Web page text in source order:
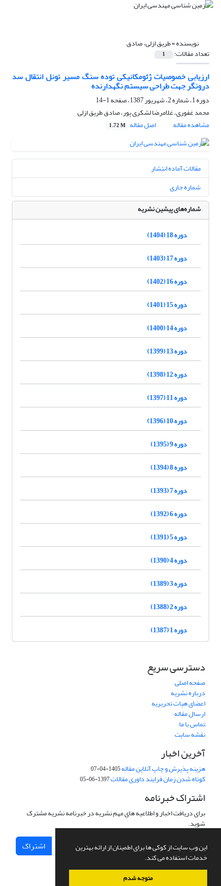
این وب سایت از کوکی ها برای اطمینان از ارائه بهترین
خدمات استفاده می کند.
متوجه شدم
نویسنده =طریق ازلی، صادق
تعداد مقالات: 1
ارزیابی خصوصیات ژئومکانیکی توده‌ سنگ مسیر تونل انتقال سد
درونگر جهت طراحی سیستم نگهدارنده
دوره 1، شماره 2، شهریور 1387، صفحه
1-14
محمد غفوری، غلامرضا لشکری پور، صادق طریق ازلی
مشاهده مقاله
اصل مقاله 1.72 M
مقالات آماده انتشار
شماره جاری
شماره‌های پیشین نشریه
دوره 18 (1404)
دوره 17 (1403)
دوره 16 (1402)
دوره 15 (1401)
دوره 14 (1400)
دوره 13 (1399)
دوره 12 (1398)
دوره 11 (1397)
دوره 10 (1396)
دوره 9 (1395)
دوره 8 (1394)
دوره 7 (1393)
دوره 6 (1392)
دوره 5 (1391)
دوره 4 (1390)
دوره 3 (1389)
دوره 2 (1388)
دوره 1 (1387)
دسترسی سریع
صفحه اصلی
درباره نشریه
اعضای هیات تحریریه
ارسال مقاله
تماس با ما
نقشه سایت
آخرین اخبار
هزینه پذیرش و چاپ آنلاین مقاله1405-04-07
کوتاه شدن زمان فرایند داوری مقالات1397-06-05
اشتراک خبرنامه
برای دریافت اخبار و اطلاعیه های مهم نشریه در خبرنامه نشریه مشترک
شوید.
اشتراک